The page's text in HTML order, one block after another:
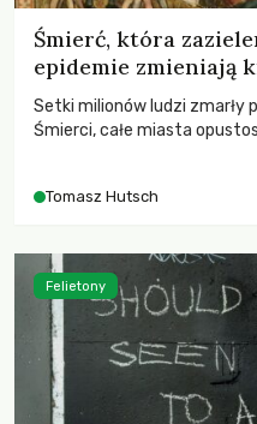
Śmierć, która
epidemie zmieniają
Setki milionów ludzi zmarły
Śmierci, całe miasta
największych katastrof w
Tomasz Hutsch
Felietony